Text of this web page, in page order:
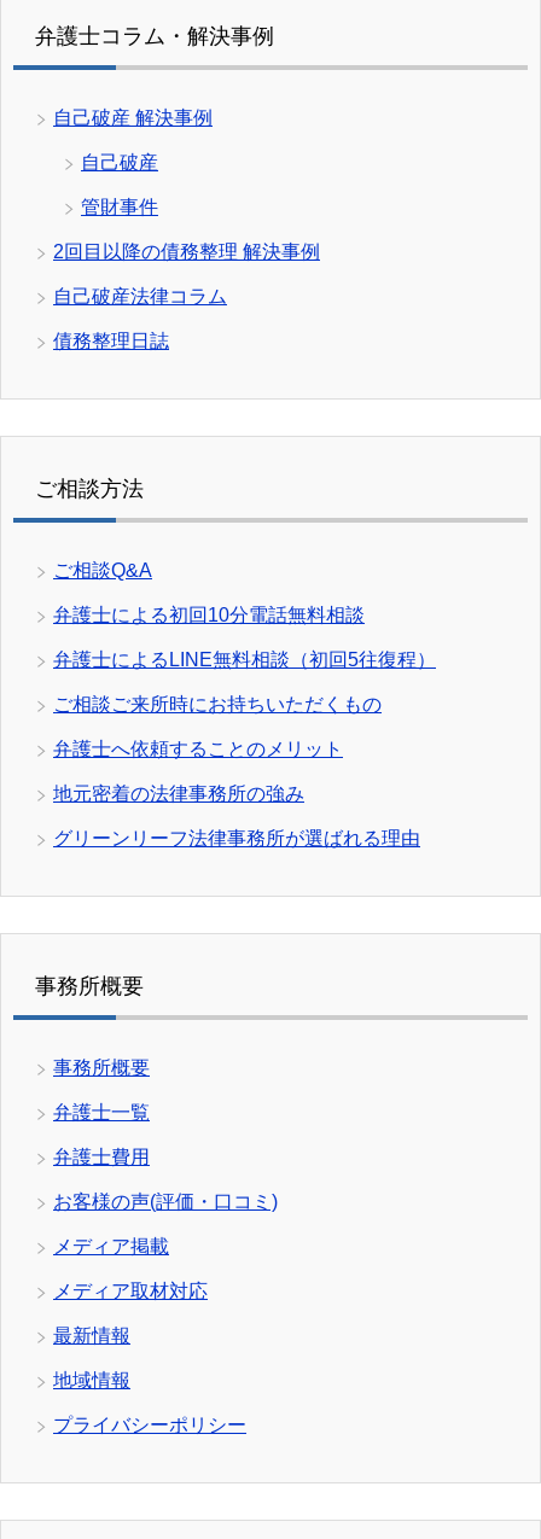
弁護士コラム・解決事例
自己破産 解決事例
自己破産
管財事件
2回目以降の債務整理 解決事例
自己破産法律コラム
債務整理日誌
ご相談方法
ご相談Q&A
弁護士による初回10分電話無料相談
弁護士によるLINE無料相談（初回5往復程）
ご相談ご来所時にお持ちいただくもの
弁護士へ依頼することのメリット
地元密着の法律事務所の強み
グリーンリーフ法律事務所が選ばれる理由
事務所概要
事務所概要
弁護士一覧
弁護士費用
お客様の声(評価・口コミ)
メディア掲載
メディア取材対応
最新情報
地域情報
プライバシーポリシー